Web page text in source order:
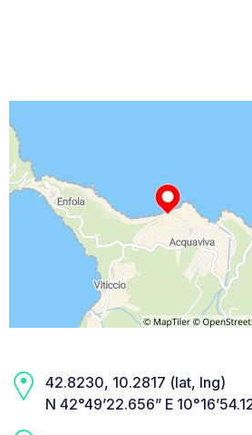
42.8230, 10.2817 (lat, lng)
N 42°49’22.656” E